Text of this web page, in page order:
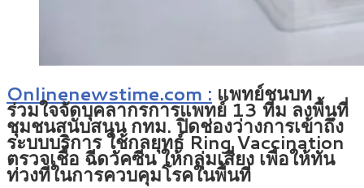
Onlinenewstime.com : แพทย์ชนบท
ร่วมใจจัดบุคลากรการแพทย์ 13 ทีม ลงพื้นที่
ชุมชนสนับสนุน กทม. ปิดช่องว่างการเข้าถึง
ระบบบริการ ใช้กลยุทธ์ Ring Vaccination
ตรวจเชื้อ ฉีดวัคซีน ให้กลุ่มเสี่ยง เพื่อให้ทัน
ท่วงทีในการควบคุมโรคในพื้นที่